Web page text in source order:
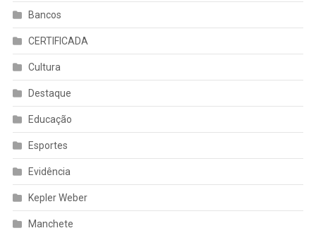
Bancos
CERTIFICADA
Cultura
Destaque
Educação
Esportes
Evidência
Kepler Weber
Manchete